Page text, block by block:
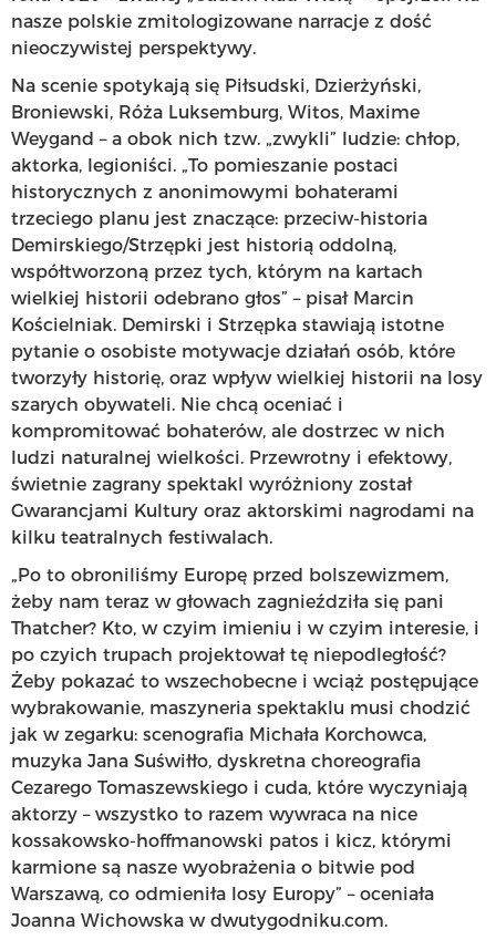
nasze polskie zmitologizowane narracje z dość
nieoczywistej perspektywy.
Na scenie spotykają się Piłsudski, Dzierżyński,
Broniewski, Róża Luksemburg, Witos, Maxime
Weygand – a obok nich tzw. „zwykli” ludzie: chłop,
aktorka, legioniści. „To pomieszanie postaci
historycznych z anonimowymi bohaterami
trzeciego planu jest znaczące: przeciw-historia
Demirskiego/Strzępki jest historią oddolną,
współtworzoną przez tych, którym na kartach
wielkiej historii odebrano głos” – pisał Marcin
Kościelniak. Demirski i Strzępka stawiają istotne
pytanie o osobiste motywacje działań osób, które
tworzyły historię, oraz wpływ wielkiej historii na losy
szarych obywateli. Nie chcą oceniać i
kompromitować bohaterów, ale dostrzec w nich
ludzi naturalnej wielkości. Przewrotny i efektowy,
świetnie zagrany spektakl wyróżniony został
Gwarancjami Kultury oraz aktorskimi nagrodami na
kilku teatralnych festiwalach.
„Po to obroniliśmy Europę przed bolszewizmem,
żeby nam teraz w głowach zagnieździła się pani
Thatcher? Kto, w czyim imieniu i w czyim interesie, i
po czyich trupach projektował tę niepodległość?
Żeby pokazać to wszechobecne i wciąż postępujące
wybrakowanie, maszyneria spektaklu musi chodzić
jak w zegarku: scenografia Michała Korchowca,
muzyka Jana Suświłło, dyskretna choreografia
Cezarego Tomaszewskiego i cuda, które wyczyniają
aktorzy – wszystko to razem wywraca na nice
kossakowsko-hoffmanowski patos i kicz, którymi
karmione są nasze wyobrażenia o bitwie pod
Warszawą, co odmieniła losy Europy” – oceniała
Joanna Wichowska w dwutygodniku.com.